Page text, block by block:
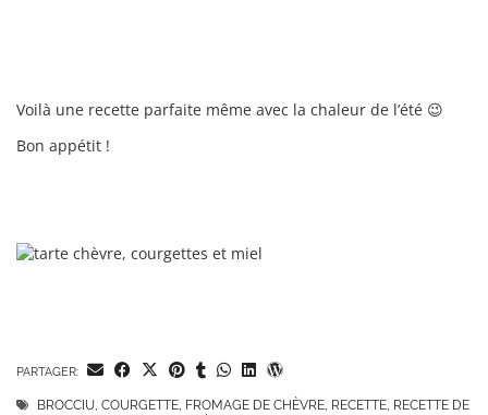
Voilà une recette parfaite même avec la chaleur de l’été 😉
Bon appétit !
PARTAGER:
BROCCIU, COURGETTE, FROMAGE DE CHÈVRE, RECETTE, RECETTE DE